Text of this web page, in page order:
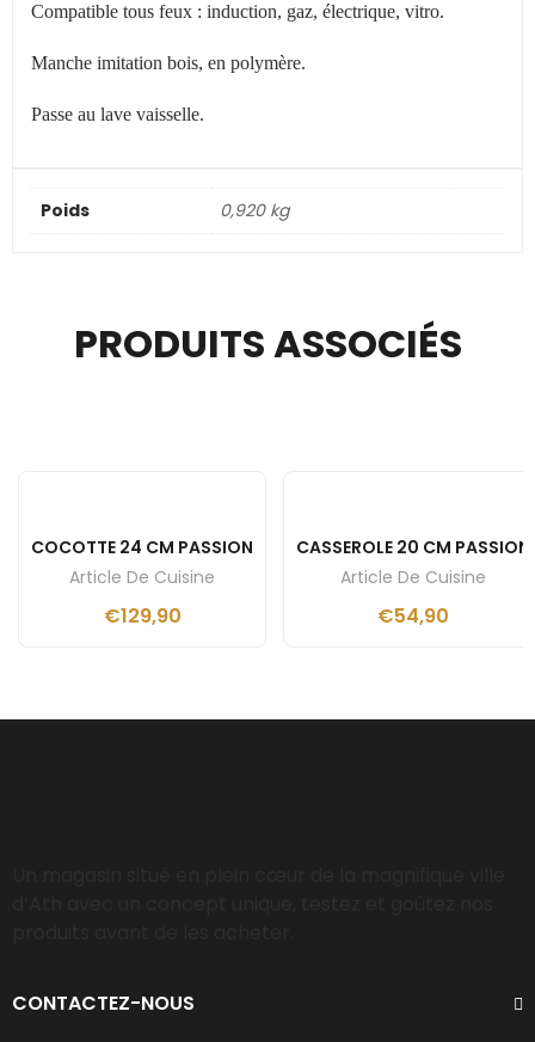
Compatible tous feux : induction, gaz, électrique, vitro.
Manche imitation bois, en polymère.
Passe au lave vaisselle.
Poids 0,920 kg
PRODUITS ASSOCIÉS
COCOTTE 24 CM PASSION
Article De Cuisine
€129,90
CASSEROLE 20 CM PASSION
Article De Cuisine
€54,90
CONTACTEZ-NOUS